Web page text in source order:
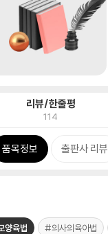
리뷰/한줄평
114
품목정보 출판사 리뷰
양육법 #의사의육아법